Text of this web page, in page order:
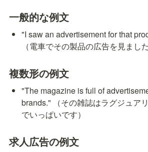
一般的な例文
"I saw an advertisement for that
（電車でその製品の広告を見ました
複数形の例文
"The magazine is full of
brands." （その雑誌はラグジュア
でいっぱいです）
求人広告の例文